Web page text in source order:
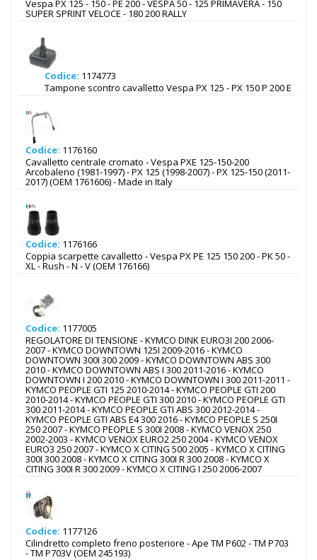
Vespa PX 125 - 150 - PE 200 - VESPA 50 - 125 PRIMAVERA - 150
SUPER SPRINT VELOCE - 180 200 RALLY
Codice: 1174773
Tampone scontro cavalletto Vespa PX 125 - PX 150 P 200 E
Codice: 1176160
Cavalletto centrale cromato - Vespa PXE 125-150-200
Arcobaleno (1981-1997) - PX 125 (1998-2007) - PX 125-150 (2011-
2017) (OEM 1761606) - Made in Italy
Codice: 1176166
Coppia scarpette cavalletto - Vespa PX PE 125 150 200 - PK 50 -
XL - Rush - N - V (OEM 176166)
Codice: 1177005
REGOLATORE DI TENSIONE - KYMCO DINK EURO3I 200 2006-
2007 - KYMCO DOWNTOWN 125I 2009-2016 - KYMCO
DOWNTOWN 300I 300 2009 - KYMCO DOWNTOWN ABS 300
2010 - KYMCO DOWNTOWN ABS I 300 2011-2016 - KYMCO
DOWNTOWN I 200 2010 - KYMCO DOWNTOWN I 300 2011-2011 -
KYMCO PEOPLE GTI 125 2010-2014 - KYMCO PEOPLE GTI 200
2010-2014 - KYMCO PEOPLE GTI 300 2010 - KYMCO PEOPLE GTI
300 2011-2014 - KYMCO PEOPLE GTI ABS 300 2012-2014 -
KYMCO PEOPLE GTI ABS E4 300 2016 - KYMCO PEOPLE S 250I
250 2007 - KYMCO PEOPLE S 300I 2008 - KYMCO VENOX 250
2002-2003 - KYMCO VENOX EURO2 250 2004 - KYMCO VENOX
EURO3 250 2007 - KYMCO X CITING 500 2005 - KYMCO X CITING
300I 300 2008 - KYMCO X CITING 300I R 300 2008 - KYMCO X
CITING 300I R 300 2009 - KYMCO X CITING I 250 2006-2007
Codice: 1177126
Cilindretto completo freno posteriore - Ape TM P602 - TM P703
- TM P703V (OEM 245193)